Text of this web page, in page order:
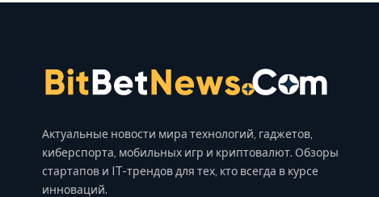
Актуальные новости мира технологий, гаджетов,
киберспорта, мобильных игр и криптовалют. Обзоры
стартапов и IT-трендов для тех, кто всегда в курсе
инноваций.